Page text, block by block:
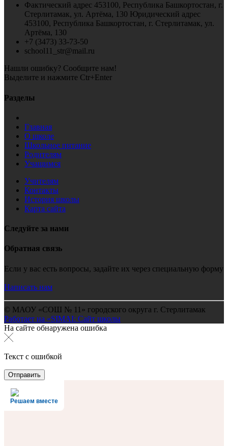
Фактический адрес 453100, Республика Башкортостан, г.
Стерлитамак, ул. Артёма, 130 Юридический адрес
453100, Республика Башкортостан, г. Стерлитамак, ул.
Артёма, 130
+7 (3473) 33-73-50
school11_str@mail.ru
Нашли ошибку? Сообщите нам!
Выделите и нажмите Ctr+Enter
Разделы
Главная
О школе
Школьное питание
Родителям
Учащимся
Учителям
Контакты
История школы
Карта сайта
Следуйте за нами
Обратная связь
Если у вас есть вопросы, задайте их через специальную форму
Написать нам
© МАОУ «СОШ № 11» городского округа г. Стерлитамак
Работает на «SIMAI: Сайт школы
На сайте обнаружена ошибка
Текст с ошибкой
Решаем вместе